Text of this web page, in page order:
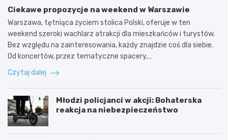
Ciekawe propozycje na weekend w Warszawie
Warszawa, tętniąca życiem stolica Polski, oferuje w ten
weekend szeroki wachlarz atrakcji dla mieszkańców i turystów.
Bez względu na zainteresowania, każdy znajdzie coś dla siebie.
Od koncertów, przez tematyczne spacery,…
Czytaj dalej
Młodzi policjanci w akcji: Bohaterska
reakcja na niebezpieczeństwo